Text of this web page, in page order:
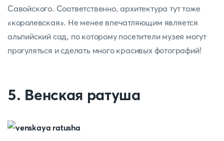
Савойского. Соответственно, архитектура тут тоже
«королевская». Не менее впечатляющим является
альпийский сад, по которому посетители музея могут
прогуляться и сделать много красивых фотографий!
5. Венская ратуша